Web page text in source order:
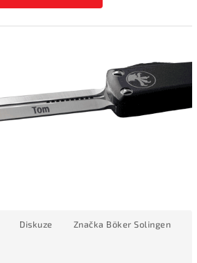
Diskuze Značka Böker Solingen